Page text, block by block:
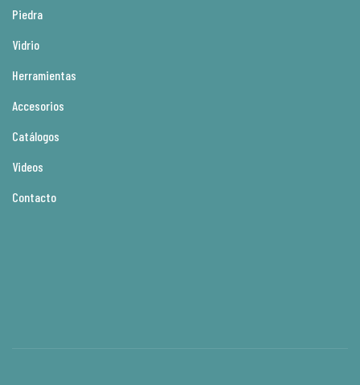
Piedra
Vidrio
Herramientas
Accesorios
Catálogos
Videos
Contacto